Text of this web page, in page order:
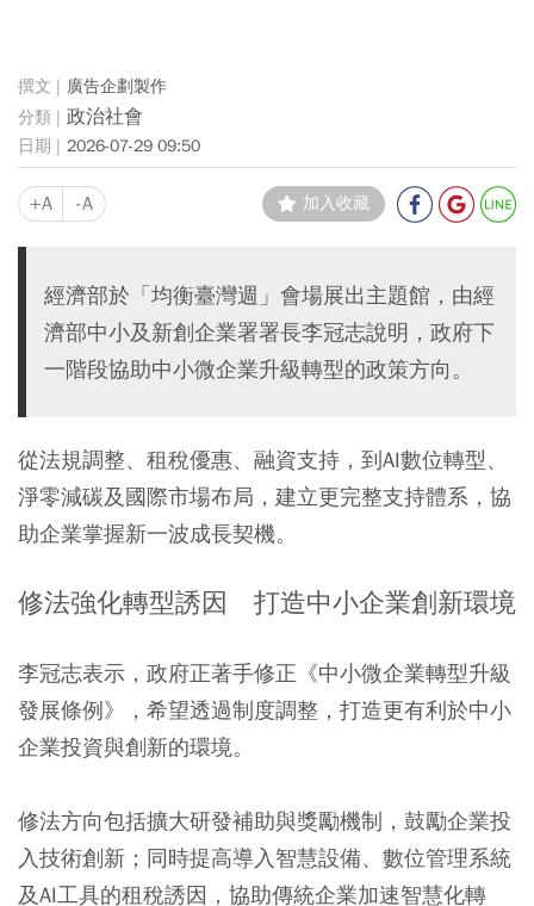
廣告企劃製作
政治社會
2026-07-29 09:50
+A -A 加入收藏
經濟部於「均衡臺灣週」會場展出主題館，由經
濟部中小及新創企業署署長李冠志說明，政府下
一階段協助中小微企業升級轉型的政策方向。
從法規調整、租稅優惠、融資支持，到AI數位轉型、
淨零減碳及國際市場布局，建立更完整支持體系，協
助企業掌握新一波成長契機。
修法強化轉型誘因 打造中小企業創新環境
李冠志表示，政府正著手修正《中小微企業轉型升級
發展條例》，希望透過制度調整，打造更有利於中小
企業投資與創新的環境。
修法方向包括擴大研發補助與獎勵機制，鼓勵企業投
入技術創新；同時提高導入智慧設備、數位管理系統
及AI工具的租稅誘因，協助傳統企業加速智慧化轉